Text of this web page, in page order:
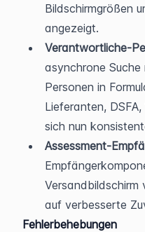
Bildschirmgrößen
angezeigt.
Verantwortliche-
asynchrone
Personen in
Lieferanten,
sich nun
Assessment-
Versandbildschirm
auf verbesserte
Fehlerbehebungen